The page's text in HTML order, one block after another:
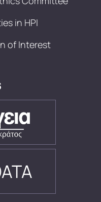
in HPI
of Interest